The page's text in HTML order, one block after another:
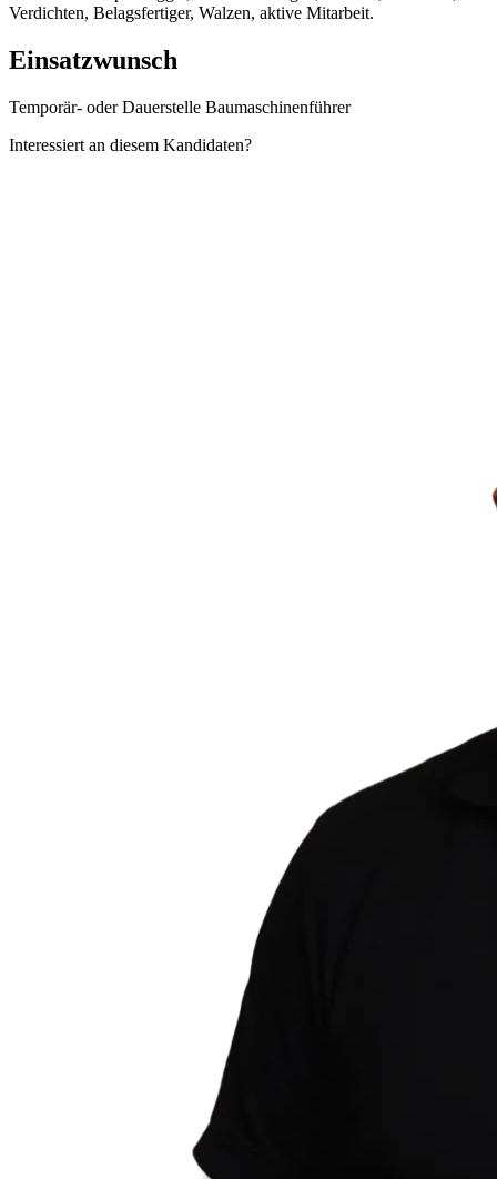
Verdichten, Belagsfertiger, Walzen, aktive Mitarbeit.
Einsatzwunsch
Temporär- oder Dauerstelle Baumaschinenführer
Interessiert an diesem Kandidaten?